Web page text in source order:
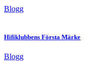
Blogg
Hifiklubbens Första Märke
Blogg